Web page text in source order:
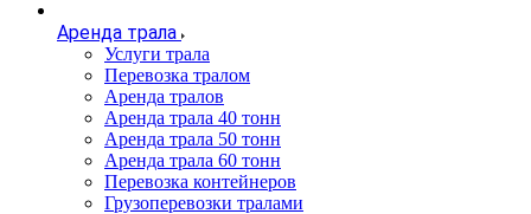
Аренда трала
Услуги трала
Перевозка тралом
Аренда тралов
Аренда трала 40 тонн
Аренда трала 50 тонн
Аренда трала 60 тонн
Перевозка контейнеров
Грузоперевозки тралами